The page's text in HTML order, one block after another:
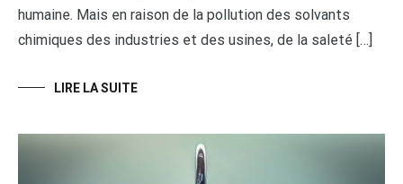
humaine. Mais en raison de la pollution des solvants
chimiques des industries et des usines, de la saleté […]
LIRE LA SUITE